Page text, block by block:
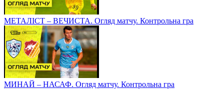
МЕТАЛІСТ – ВЕЧИСТА. Огляд матчу. Контрольна гра
МИНАЙ – НАСАФ. Огляд матчу. Контрольна гра